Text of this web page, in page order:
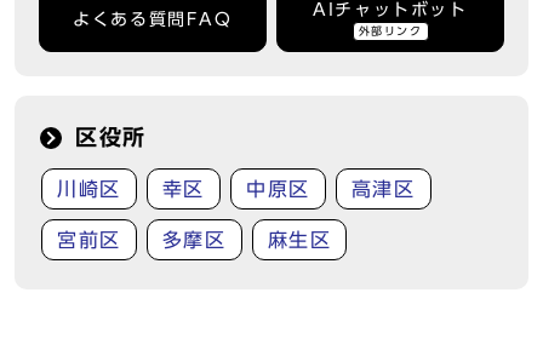
よくある質問FAQ
AIチャットボット
外部リンク
区役所
川崎区 幸区 中原区 高津区
宮前区 多摩区 麻生区